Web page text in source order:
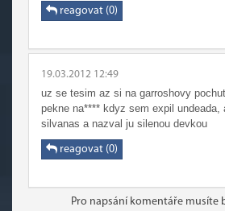
reagovat (0)
19.03.2012 12:49
uz se tesim az si na garroshovy
pekne na**** kdyz sem expil undeada,
silvanas a nazval ju silenou devkou
reagovat (0)
Pro napsání komentáře musíte